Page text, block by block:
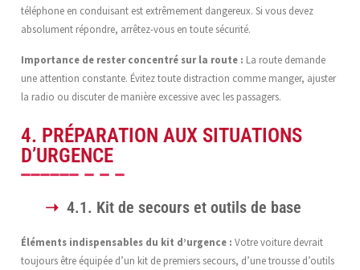
téléphone en conduisant est extrêmement dangereux. Si vous devez
absolument répondre, arrêtez-vous en toute sécurité.
Importance de rester concentré sur la route : La route demande
une attention constante. Évitez toute distraction comme manger, ajuster
la radio ou discuter de manière excessive avec les passagers.
4. PRÉPARATION AUX SITUATIONS
D’URGENCE
4.1. Kit de secours et outils de base
Éléments indispensables du kit d’urgence : Votre voiture devrait
toujours être équipée d’un kit de premiers secours, d’une trousse d’outils